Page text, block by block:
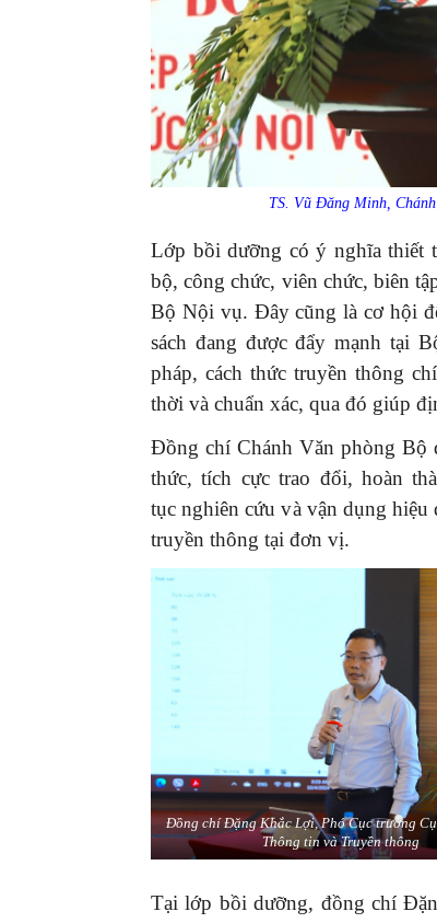
TS. Vũ Đăng Minh,
Lớp bồi dưỡng có ý nghĩa thiết
bộ, công chức, viên chức, biên
Bộ Nội vụ. Đây cũng là cơ hội
sách đang được đẩy mạnh tại
pháp, cách thức truyền thông
thời và chuẩn xác, qua đó giúp
Đồng chí Chánh Văn phòng Bộ
thức, tích cực trao đổi, hoàn
tục nghiên cứu và vận dụng
truyền thông tại đơn vị.
Đồng chí Đặng Khắc Lợi, Phó Cục trưởng
Thông tin và Truyền thông
Tại lớp bồi dưỡng, đồng chí